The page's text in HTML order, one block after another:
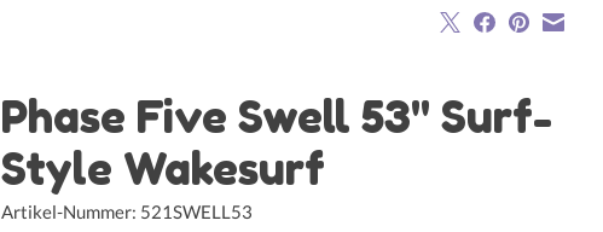
Phase Five Swell 53" Surf-
Style Wakesurf
Artikel-Nummer: 521SWELL53